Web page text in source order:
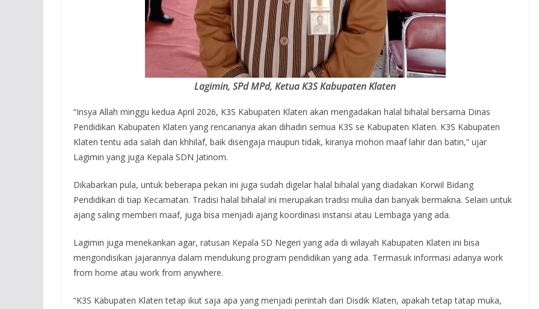
Lagimin, SPd MPd, Ketua K3S Kabupaten Klaten
“Insya Allah minggu kedua April 2026, K3S Kabupaten Klaten akan mengadakan halal bihalal bersama Dinas
Pendidikan Kabupaten Klaten yang rencananya akan dihadiri semua K3S se Kabupaten Klaten. K3S Kabupaten
Klaten tentu ada salah dan khhilaf, baik disengaja maupun tidak, kiranya mohon maaf lahir dan batin,” ujar
Lagimin yang juga Kepala SDN Jatinom.
Dikabarkan pula, untuk beberapa pekan ini juga sudah digelar halal bihalal yang diadakan Korwil Bidang
Pendidikan di tiap Kecamatan. Tradisi halal bihalal ini merupakan tradisi mulia dan banyak bermakna. Selain untuk
ajang saling memberi maaf, juga bisa menjadi ajang koordinasi instansi atau Lembaga yang ada.
Lagimin juga menekankan agar, ratusan Kepala SD Negeri yang ada di wilayah Kabupaten Klaten ini bisa
mengondisikan jajarannya dalam mendukung program pendidikan yang ada. Termasuk informasi adanya work
from home atau work from anywhere.
“K3S Kabupaten Klaten tetap ikut saja apa yang menjadi perintah dari Disdik Klaten, apakah tetap tatap muka,